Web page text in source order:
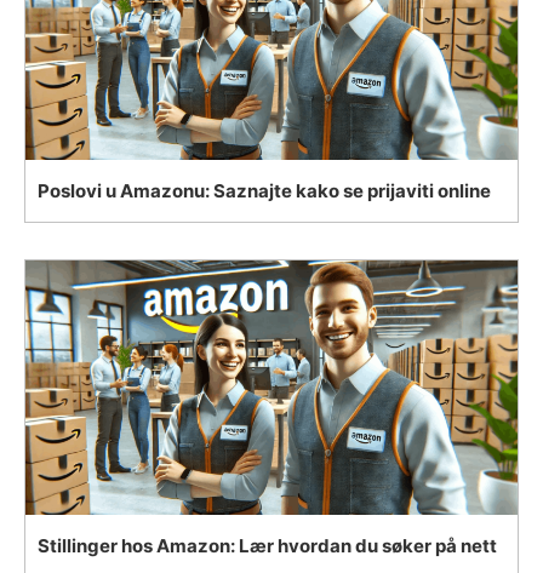
Poslovi u Amazonu: Saznajte kako se prijaviti online
Stillinger hos Amazon: Lær hvordan du søker på nett